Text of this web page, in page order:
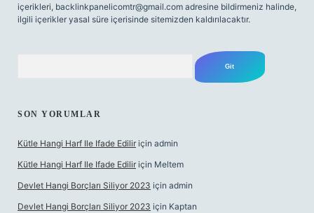
içerikleri, backlinkpanelicomtr@gmail.com adresine bildirmeniz halinde,
ilgili içerikler yasal süre içerisinde sitemizden kaldırılacaktır.
SON YORUMLAR
Kütle Hangi Harf Ile Ifade Edilir için admin
Kütle Hangi Harf Ile Ifade Edilir için Meltem
Devlet Hangi Borçları Siliyor 2023 için admin
Devlet Hangi Borçları Siliyor 2023 için Kaptan